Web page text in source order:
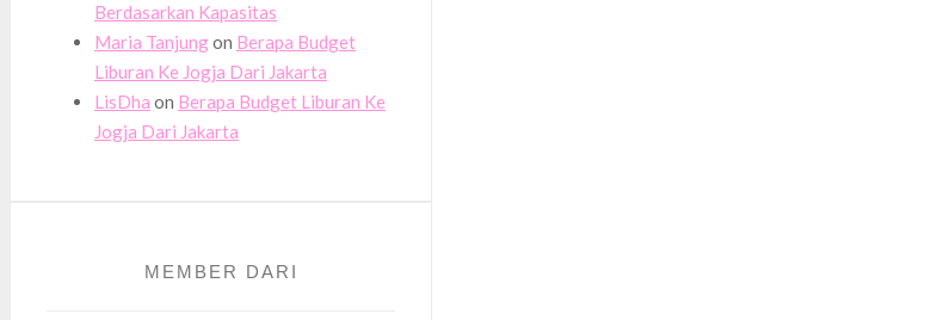
Berdasarkan Kapasitas
Maria Tanjungon Berapa Budget
Liburan Ke Jogja Dari Jakarta
LisDha on Berapa Budget Liburan Ke
Jogja Dari Jakarta
MEMBER DARI